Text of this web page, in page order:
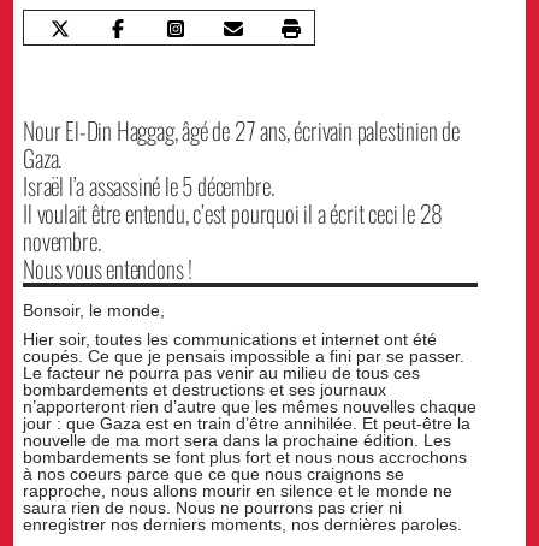
Nour El-Din Haggag, âgé de 27 ans, écrivain palestinien de
Gaza.
Israël l’a assassiné le 5 décembre.
Il voulait être entendu, c’est pourquoi il a écrit ceci le 28
novembre.
Nous vous entendons !
Bonsoir, le monde,
Hier soir, toutes les communications et internet ont été
coupés. Ce que je pensais impossible a fini par se passer.
Le facteur ne pourra pas venir au milieu de tous ces
bombardements et destructions et ses journaux
n’apporteront rien d’autre que les mêmes nouvelles chaque
jour : que Gaza est en train d’être annihilée. Et peut-être la
nouvelle de ma mort sera dans la prochaine édition. Les
bombardements se font plus fort et nous nous accrochons
à nos coeurs parce que ce que nous craignons se
rapproche, nous allons mourir en silence et le monde ne
saura rien de nous. Nous ne pourrons pas crier ni
enregistrer nos derniers moments, nos dernières paroles.